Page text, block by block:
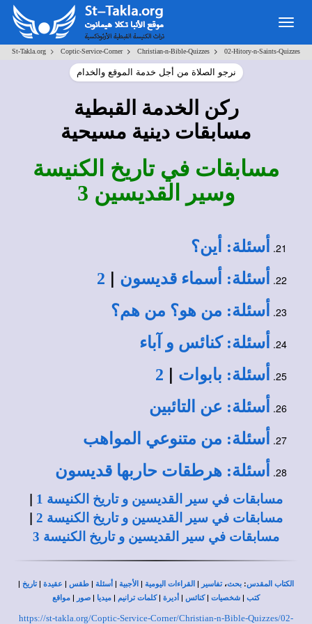
St-Takla.org > Coptic-Service-Corner> Christian-n-Bible-Quizzes > 02-Hitory-n-Saints-Quizzes
نرجو الصلاة من أجل خدمة الموقع والخدام
ركن الخدمة القبطية
مسابقات دينية مسيحية
مسابقات في تاريخ الكنيسة
وسير القديسين 3
أسئلة: أين؟
أسئلة: أسماء قديسون |
2
أسئلة: من هو؟ من هم؟
أسئلة: كنائس و آباء
أسئلة: بابوات |
2
أسئلة: عن التائبين
أسئلة: من متنوعي المواهب
أسئلة: هرطقات حاربها قديسون
مسابقات في سير القديسين و تاريخ الكنيسة 1 |
مسابقات في سير القديسين و تاريخ الكنيسة 2 |
مسابقات في سير القديسين و تاريخ الكنيسة 3
الكتاب المقدس: بحث،تفاسير | القراءات اليومية | الأجبية | أسئلة | طقس | عقيدة |تاريخ |
كتب | شخصيات |كنائس | أديرة |كلمات ترانيم | ميديا | صور | مواقع
https://st-takla.org/Coptic-Service-Corner/Christian-n-Bible-Quizzes/02-